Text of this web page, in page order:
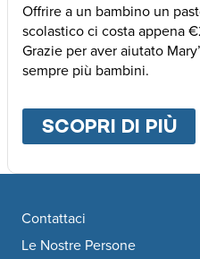
Offrire a un bambino un
scolastico ci costa appena
Grazie per aver aiutato
sempre più bambini.
SCOPRI DI PIÙ
Footer
Contattaci
Le Nostre Persone